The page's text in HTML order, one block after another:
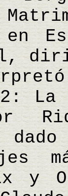
y